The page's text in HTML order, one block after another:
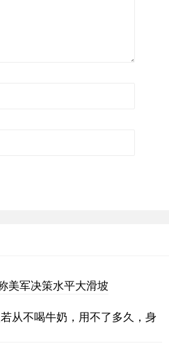
美军决策水平大滑坡
从不喝牛奶，用不了多久，身